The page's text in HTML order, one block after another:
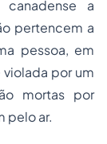
a
pertencem a
pessoa, em
violada por um
mortas por
pelo ar.